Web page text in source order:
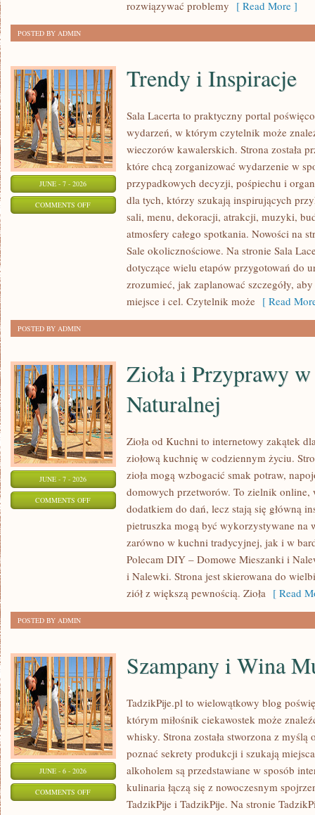
rozwiązywać problemy [ Read More ]
POSTED BY ADMIN
JUNE - 7 - 2026
COMMENTS OFFON
INSPIRACJE
Trendy i Inspiracje
Sala Lacerta to praktyczny portal
wydarzeń, w którym czytelnik może
wieczorów kawalerskich. Strona została
które chcą zorganizować wydarzenie w
przypadkowych decyzji, pośpiechu i
dla tych, którzy szukają inspirujących
sali, menu, dekoracji, atrakcji, muzyki,
atmosfery całego spotkania. Nowości na
Sale okolicznościowe. Na stronie Sala
dotyczące wielu etapów przygotowań do
zrozumieć, jak zaplanować szczegóły,
miejsce i cel. Czytelnik może [ Read
POSTED BY ADMIN
JUNE - 7 - 2026
COMMENTS OFFON
Zioła i Przyprawy
Naturalnej
Zioła od Kuchni to internetowy zakątek
ziołową kuchnię w codziennym życiu.
zioła mogą wzbogacić smak potraw,
domowych przetworów. To zielnik online,
dodatkiem do dań, lecz stają się główną
pietruszka mogą być wykorzystywane na
zarówno w kuchni tradycyjnej, jak i w
Polecam DIY – Domowe Mieszanki i
i Nalewki. Strona jest skierowana do
ziół z większą pewnością. Zioła [ Read
POSTED BY ADMIN
JUNE - 6 - 2026
COMMENTS OFFON
SZAMPANY
Szampany i Wina
TadzikPije.pl to wielowątkowy blog
którym miłośnik ciekawostek może
whisky. Strona została stworzona z
poznać sekrety produkcji i szukają
alkoholem są przedstawiane w sposób
kulinaria łączą się z nowoczesnym
TadzikPije i TadzikPije. Na stronie